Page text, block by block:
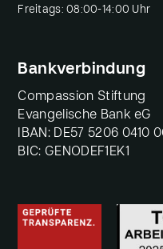
Freitags: 08:00-14:00 Uhr
Bankverbindung
Compassion Stiftung
Evangelische Bank eG
IBAN: DE57 5206 0410
BIC: GENODEF1EK1